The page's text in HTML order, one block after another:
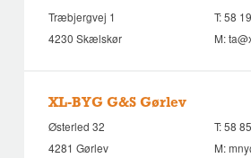
Træbjergvej 1
4230 Skælskør
T:58
M:
XL-BYG G&S Gørlev
Østerled 32
4281 Gørlev
T:58
M: